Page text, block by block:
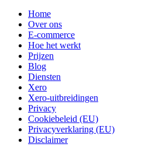
Home
Over ons
E-commerce
Hoe het werkt
Prijzen
Blog
Diensten
Xero
Xero-uitbreidingen
Privacy
Cookiebeleid (EU)
Privacyverklaring (EU)
Disclaimer